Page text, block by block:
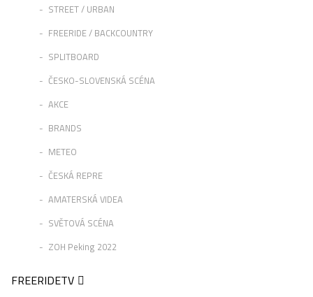
STREET / URBAN
FREERIDE / BACKCOUNTRY
SPLITBOARD
ČESKO-SLOVENSKÁ SCÉNA
AKCE
BRANDS
METEO
ČESKÁ REPRE
AMATERSKÁ VIDEA
SVĚTOVÁ SCÉNA
ZOH Peking 2022
FREERIDETV